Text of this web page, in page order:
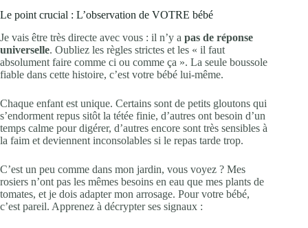
Le point crucial : L’observation de VOTRE bébé
Je vais être très directe avec vous : il n’y a pas de réponse
universelle. Oubliez les règles strictes et les « il faut
absolument faire comme ci ou comme ça ». La seule boussole
fiable dans cette histoire, c’est votre bébé lui-même.
Chaque enfant est unique. Certains sont de petits gloutons qui
s’endorment repus sitôt la tétée finie, d’autres ont besoin d’un
temps calme pour digérer, d’autres encore sont très sensibles à
la faim et deviennent inconsolables si le repas tarde trop.
C’est un peu comme dans mon jardin, vous voyez ? Mes
rosiers n’ont pas les mêmes besoins en eau que mes plants de
tomates, et je dois adapter mon arrosage. Pour votre bébé,
c’est pareil. Apprenez à décrypter ses signaux :